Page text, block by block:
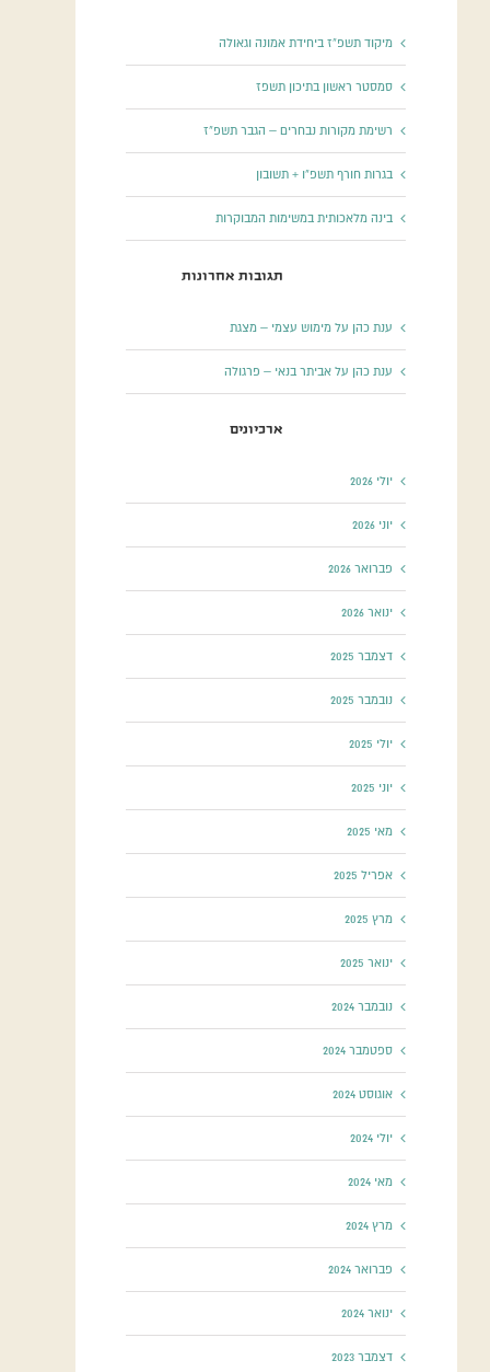
מיקוד תשפ”ז ביחידת אמונה וגאולה
סמסטר ראשון בתיכון תשפז
רשימת מקורות נבחרים – הגבר תשפ”ז
בגרות חורף תשפ”ו + תשובון
בינה מלאכותית במשימות המבוקרות
תגובות אחרונות
ענת כהן על מימוש עצמי – מצגת
ענת כהן על אביתר בנאי – פרגולה
ארכיונים
יולי 2026
יוני 2026
פברואר 2026
ינואר 2026
דצמבר 2025
נובמבר 2025
יולי 2025
יוני 2025
מאי 2025
אפריל 2025
מרץ 2025
ינואר 2025
נובמבר 2024
ספטמבר 2024
אוגוסט 2024
יולי 2024
מאי 2024
מרץ 2024
פברואר 2024
ינואר 2024
דצמבר 2023